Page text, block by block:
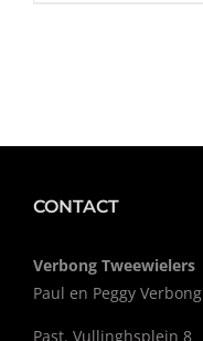
CONTACT
Verbong Tweewielers
Paul en Peggy Verbong
Past. Vullinghsplein 8